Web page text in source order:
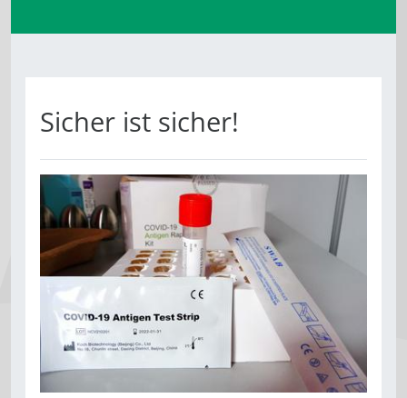
Sicher ist sicher!